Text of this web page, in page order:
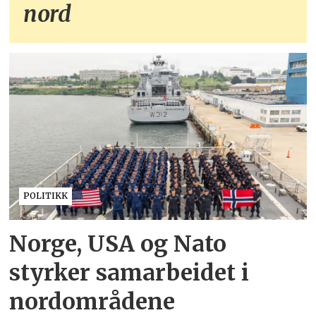
nord
POLITIKK
Norge, USA og Nato
styrker samarbeidet i
nordområdene